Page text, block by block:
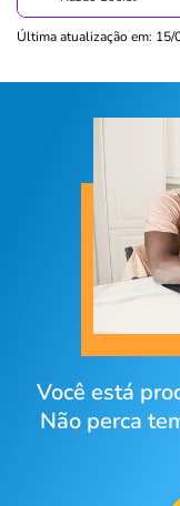
Última atualização em: 15/
Você está
Não perca